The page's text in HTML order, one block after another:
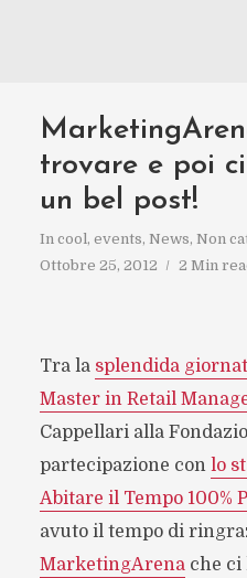
trovare e poi
un bel post!
In cool, events, News, Non
Ottobre 25, 2012
2 Min
Tra la splendida
Master in Retail
Cappellari alla
partecipazione con lo
Abitare il Tempo 100%
avuto il tempo di
MarketingArenache ci